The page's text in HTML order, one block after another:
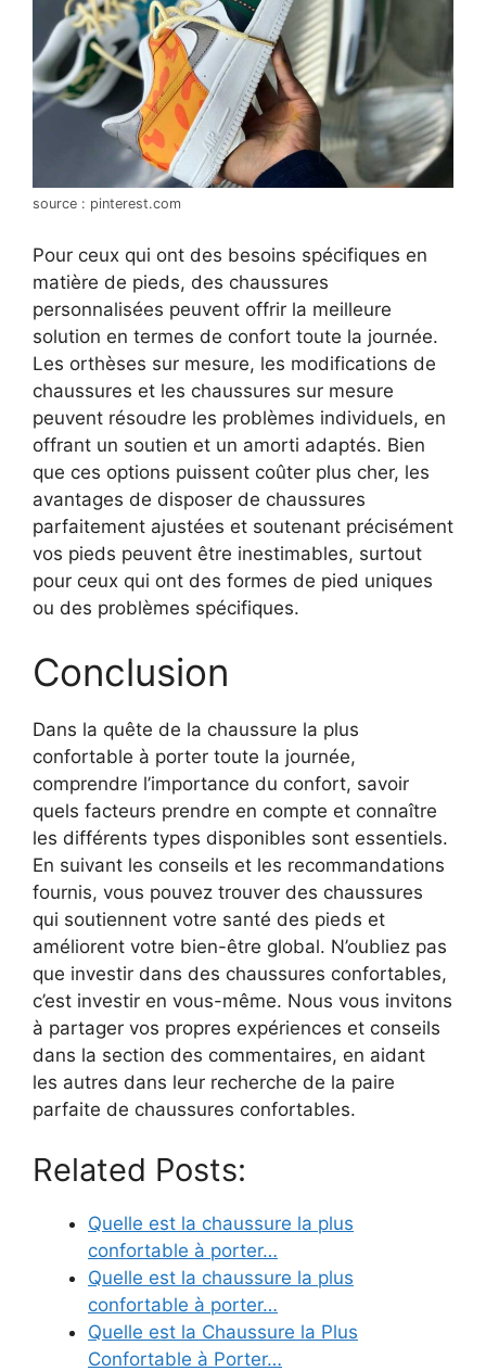
source : pinterest.com
Pour ceux qui ont des besoins spécifiques en
matière de pieds, des chaussures
personnalisées peuvent offrir la meilleure
solution en termes de confort toute la journée.
Les orthèses sur mesure, les modifications de
chaussures et les chaussures sur mesure
peuvent résoudre les problèmes individuels, en
offrant un soutien et un amorti adaptés. Bien
que ces options puissent coûter plus cher, les
avantages de disposer de chaussures
parfaitement ajustées et soutenant précisément
vos pieds peuvent être inestimables, surtout
pour ceux qui ont des formes de pied uniques
ou des problèmes spécifiques.
Conclusion
Dans la quête de la chaussure la plus
confortable à porter toute la journée,
comprendre l’importance du confort, savoir
quels facteurs prendre en compte et connaître
les différents types disponibles sont essentiels.
En suivant les conseils et les recommandations
fournis, vous pouvez trouver des chaussures
qui soutiennent votre santé des pieds et
améliorent votre bien-être global. N’oubliez pas
que investir dans des chaussures confortables,
c’est investir en vous-même. Nous vous invitons
à partager vos propres expériences et conseils
dans la section des commentaires, en aidant
les autres dans leur recherche de la paire
parfaite de chaussures confortables.
Related Posts:
Quelle est la chaussure la plus
confortable à porter…
Quelle est la chaussure la plus
confortable à porter…
Quelle est la Chaussure la Plus
Confortable à Porter…